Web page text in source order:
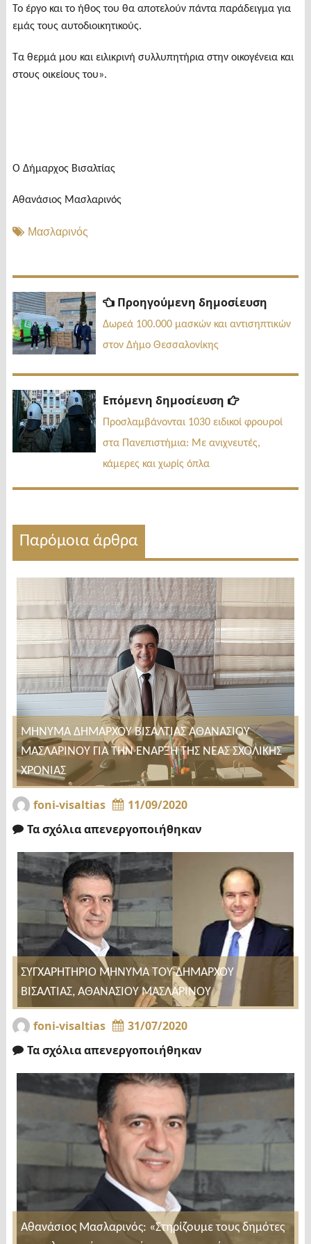
Το έργο και το ήθος του θα αποτελούν πάντα παράδειγμα για
εμάς τους αυτοδιοικητικούς.
Τα θερμά μου και ειλικρινή συλλυπητήρια στην οικογένεια και
στους οικείους του».
Ο Δήμαρχος Βισαλτίας
Αθανάσιος Μασλαρινός
Μασλαρινός
Πλοήγηση
άρθρων
Προηγούμενη δημοσίευση
Δωρεά 100.000 μασκών και αντισηπτικών
στον Δήμο Θεσσαλονίκης
Επόμενη δημοσίευση
Επόμενη
Προσλαμβάνονται 1030 ειδικοί φρουροί
στα Πανεπιστήμια: Με ανιχνευτές,
κάμερες και χωρίς όπλα
Παρόμοια άρθρα
ΜΗΝΥΜΑ ΔΗΜΑΡΧΟΥ ΒΙΣΑΛΤΙΑΣ ΑΘΑΝΑΣΙΟΥ
ΜΑΣΛΑΡΙΝΟΥ ΓΙΑ ΤΗΝ ΕΝΑΡΞΗ ΤΗΣ ΝΕΑΣ ΣΧΟΛΙΚΗΣ
ΧΡΟΝΙΑΣ
foni-visaltias
11/09/2020
Τα σχόλια απενεργοποιήθηκαν
ΣΥΓΧΑΡΗΤΗΡΙΟ ΜΗΝΥΜΑ ΤΟΥ ΔΗΜΑΡΧΟΥ
ΒΙΣΑΛΤΙΑΣ, ΑΘΑΝΑΣΙΟΥ ΜΑΣΛΑΡΙΝΟΥ
foni-visaltias
31/07/2020
Τα σχόλια απενεργοποιήθηκαν
Αθανάσιος Μασλαρινός: «Στηρίζουμε τους δημότες